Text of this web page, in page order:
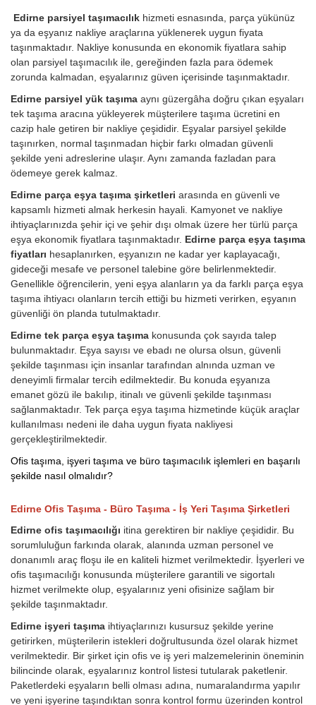
Edirne parsiyel taşımacılık hizmeti esnasında, parça yükünüz
ya da eşyanız nakliye araçlarına yüklenerek uygun fiyata
taşınmaktadır. Nakliye konusunda en ekonomik fiyatlara sahip
olan parsiyel taşımacılık ile, gereğinden fazla para ödemek
zorunda kalmadan, eşyalarınız güven içerisinde taşınmaktadır.
Edirne parsiyel yük taşıma aynı güzergâha doğru çıkan eşyaları
tek taşıma aracına yükleyerek müşterilere taşıma ücretini en
cazip hale getiren bir nakliye çeşididir. Eşyalar parsiyel şekilde
taşınırken, normal taşınmadan hiçbir farkı olmadan güvenli
şekilde yeni adreslerine ulaşır. Aynı zamanda fazladan para
ödemeye gerek kalmaz.
Edirne parça eşya taşıma şirketleri arasında en güvenli ve
kapsamlı hizmeti almak herkesin hayali. Kamyonet ve nakliye
ihtiyaçlarınızda şehir içi ve şehir dışı olmak üzere her türlü parça
eşya ekonomik fiyatlara taşınmaktadır. Edirne parça eşya taşıma
fiyatları hesaplanırken, eşyanızın ne kadar yer kaplayacağı,
gideceği mesafe ve personel talebine göre belirlenmektedir.
Genellikle öğrencilerin, yeni eşya alanların ya da farklı parça eşya
taşıma ihtiyacı olanların tercih ettiği bu hizmeti verirken, eşyanın
güvenliği ön planda tutulmaktadır.
Edirne tek parça eşya taşıma konusunda çok sayıda talep
bulunmaktadır. Eşya sayısı ve ebadı ne olursa olsun, güvenli
şekilde taşınması için insanlar tarafından alnında uzman ve
deneyimli firmalar tercih edilmektedir. Bu konuda eşyanıza
emanet gözü ile bakılıp, itinalı ve güvenli şekilde taşınması
sağlanmaktadır. Tek parça eşya taşıma hizmetinde küçük araçlar
kullanılması nedeni ile daha uygun fiyata nakliyesi
gerçekleştirilmektedir.
Ofis taşıma, işyeri taşıma ve büro taşımacılık işlemleri en başarılı
şekilde nasıl olmalıdır?
Edirne Ofis Taşıma - Büro Taşıma - İş Yeri Taşıma Şirketleri
Edirne ofis taşımacılığı itina gerektiren bir nakliye çeşididir. Bu
sorumluluğun farkında olarak, alanında uzman personel ve
donanımlı araç floşu ile en kaliteli hizmet verilmektedir. İşyerleri ve
ofis taşımacılığı konusunda müşterilere garantili ve sigortalı
hizmet verilmekte olup, eşyalarınız yeni ofisinize sağlam bir
şekilde taşınmaktadır.
Edirne işyeri taşıma ihtiyaçlarınızı kusursuz şekilde yerine
getirirken, müşterilerin istekleri doğrultusunda özel olarak hizmet
verilmektedir. Bir şirket için ofis ve iş yeri malzemelerinin öneminin
bilincinde olarak, eşyalarınız kontrol listesi tutularak paketlenir.
Paketlerdeki eşyaların belli olması adına, numaralandırma yapılır
ve yeni işyerine taşındıktan sonra kontrol formu üzerinden kontrol